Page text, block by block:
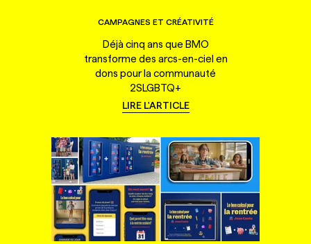
CAMPAGNES ET CRÉATIVITÉ
Déjà cinq ans que BMO
transforme des arcs-en-ciel en
dons pour la communauté
2SLGBTQ+
LIRE L'ARTICLE